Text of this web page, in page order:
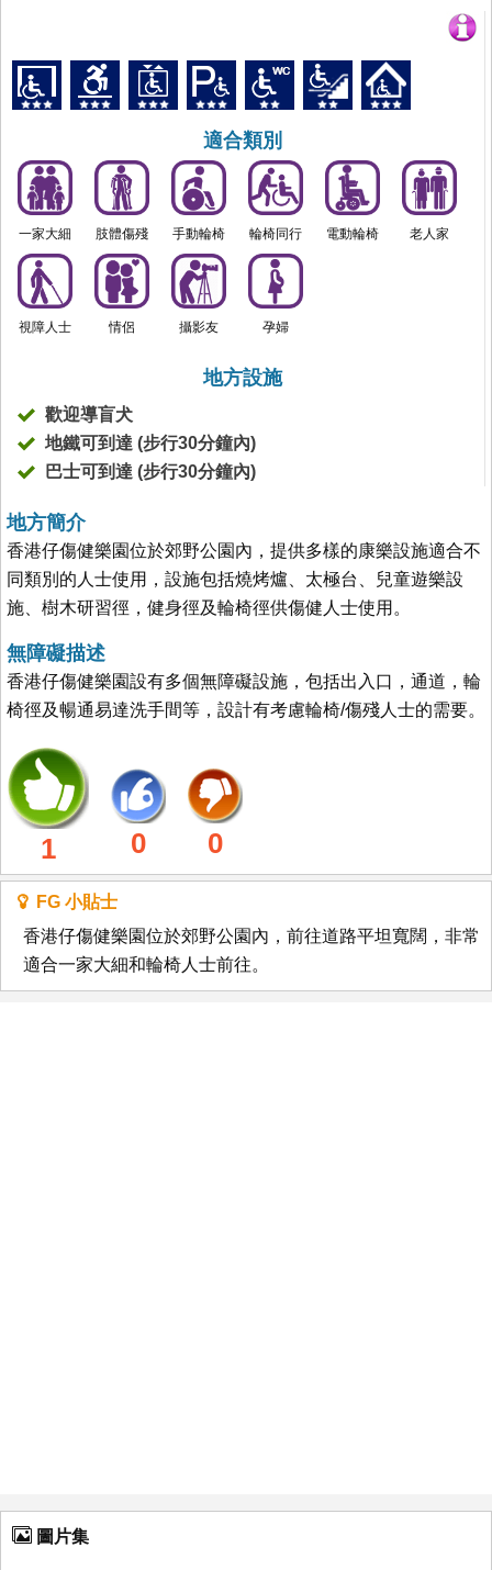
適合類別
一家大細 肢體傷殘 手動輪椅 輪椅同行 電動輪椅 老人家
視障人士 情侶 攝影友 孕婦
地方設施
歡迎導盲犬
地鐵可到達 (步行30分鐘內)
巴士可到達 (步行30分鐘內)
地方簡介
香港仔傷健樂園位於郊野公園內，提供多樣的康樂設施適合不
同類別的人士使用，設施包括燒烤爐、太極台、兒童遊樂設
施、樹木研習徑，健身徑及輪椅徑供傷健人士使用。
無障礙描述
香港仔傷健樂園設有多個無障礙設施，包括出入口，通道，輪
椅徑及暢通易達洗手間等，設計有考慮輪椅/傷殘人士的需要。
1 0 0
FG 小貼士
香港仔傷健樂園位於郊野公園內，前往道路平坦寬闊，非常
適合一家大細和輪椅人士前往。
圖片集